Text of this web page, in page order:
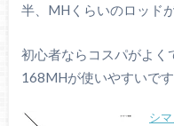
半、MHくらいのロッド
初心者ならコスパがよく
168MHが使いやすいです
シ